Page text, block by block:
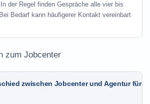
der Regel finden Gespräche alle vier bis
Bedarf kann häufigerer Kontakt vereinbart
zum Jobcenter
zwischen Jobcenter und Agentur für